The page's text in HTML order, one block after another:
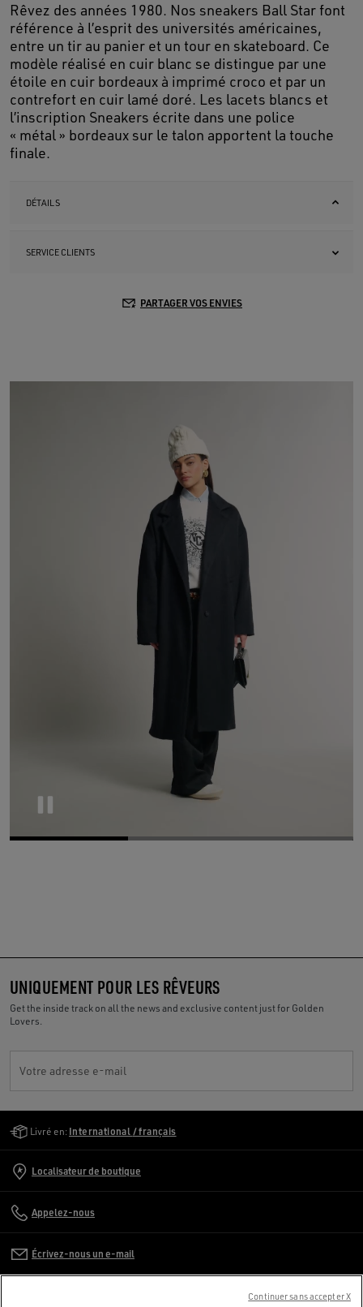
Rêvez des années 1980. Nos sneakers Ball Star font
référence à l’esprit des universités américaines,
entre un tir au panier et un tour en skateboard. Ce
modèle réalisé en cuir blanc se distingue par une
étoile en cuir bordeaux à imprimé croco et par un
contrefort en cuir lamé doré. Les lacets blancs et
l’inscription Sneakers écrite dans une police
« métal » bordeaux sur le talon apportent la touche
finale.
DÉTAILS
SERVICE CLIENTS
PARTAGER VOS ENVIES
UNIQUEMENT POUR LES RÊVEURS
Get the inside track on all the news and exclusive content just for Golden
Lovers.
Votre adresse e-mail
Livré en: International / français
Localisateur de boutique
Appelez-nous
Écrivez-nous un e-mail
Continuer sans accepter X